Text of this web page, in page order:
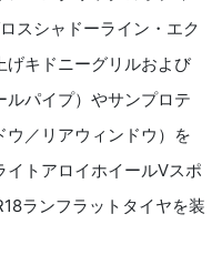
スシャドーライン・エク
げキドニーグリルおよび
パイプ）やサンプロテ
ウ／リアウィンドウ）を
トアロイホイールVスポ
ランフラットタイヤを装